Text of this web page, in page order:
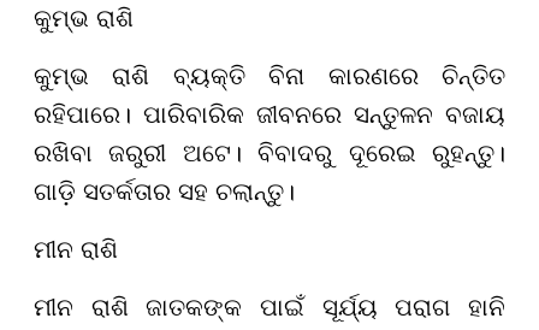
କୁମ୍ଭ ରାଶି
କୁମ୍ଭ ରାଶି ବ୍ୟକ୍ତି ବିନା କାରଣରେ ଚିନ୍ତିତ
ରହିପାରେ। ପାରିବାରିକ ଜୀବନରେ ସନ୍ତୁଳନ ବଜାୟ
ରଖିବା ଜରୁରୀ ଅଟେ। ବିବାଦରୁ ଦୂରେଇ ରୁହନ୍ତୁ।
ଗାଡ଼ି ସତର୍କତାର ସହ ଚଲାନ୍ତୁ।
ମୀନ ରାଶି
ମୀନ ରାଶି ଜାତକଙ୍କ ପାଇଁ ସୂର୍ଯ୍ୟ ପରାଗ ହାନି